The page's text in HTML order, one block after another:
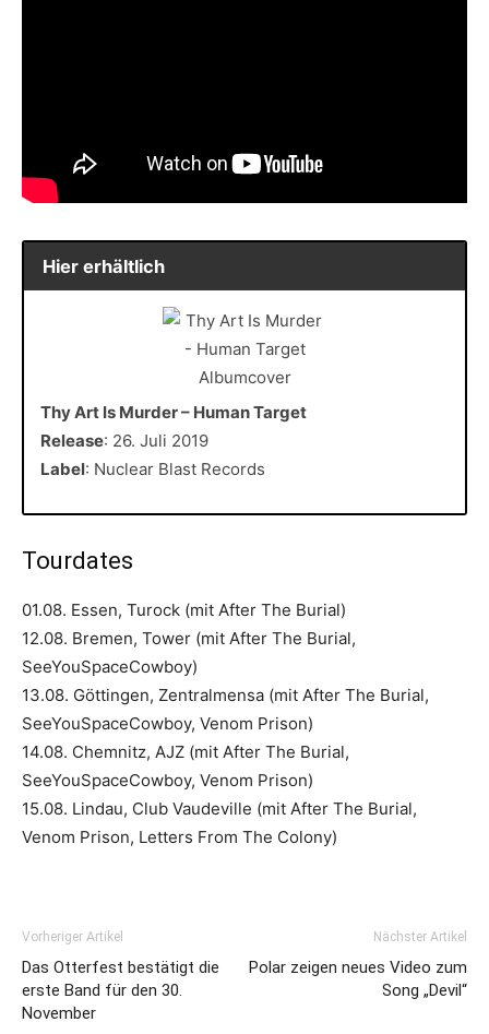
Hier erhältlich
Thy Art Is Murder – Human Target
Release: 26. Juli 2019
Label: Nuclear Blast Records
Tourdates
01.08. Essen, Turock (mit After The Burial)
12.08. Bremen, Tower (mit After The Burial,
SeeYouSpaceCowboy)
13.08. Göttingen, Zentralmensa (mit After The Burial,
SeeYouSpaceCowboy, Venom Prison)
14.08. Chemnitz, AJZ (mit After The Burial,
SeeYouSpaceCowboy, Venom Prison)
15.08. Lindau, Club Vaudeville (mit After The Burial,
Venom Prison, Letters From The Colony)
Vorheriger Artikel
Das Otterfest bestätigt die
erste Band für den 30.
November
Nächster Artikel
Polar zeigen neues Video zum
Song „Devil“